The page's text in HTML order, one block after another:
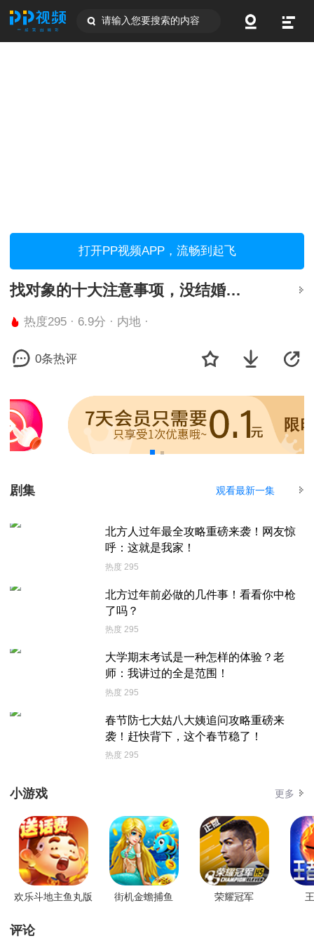
请输入您要搜索的内容
打开PP视频APP，流畅到起飞
找对象的十大注意事项，没结婚的你一定要看！
热度295 · 6.9分 · 内地 ·
0条热评
剧集 观看最新一集
北方人过年最全攻略重磅来袭！网友惊
呼：这就是我家！
热度 295
北方过年前必做的几件事！看看你中枪
了吗？
热度 295
大学期末考试是一种怎样的体验？老
师：我讲过的全是范围！
热度 295
春节防七大姑八大姨追问攻略重磅来
袭！赶快背下，这个春节稳了！
热度 295
小游戏 更多
欢乐斗地主鱼丸版 街机金蟾捕鱼 荣耀冠军
评论